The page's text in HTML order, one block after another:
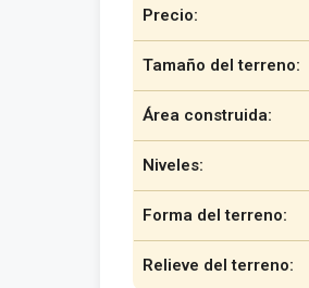
Precio:
Tamaño del terreno:
Área construida:
Niveles:
Forma del terreno:
Relieve del terreno: